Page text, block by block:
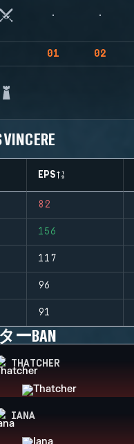
01 02
VINCERE
EPS
82
156
117
96
91
ーBAN
THATCHER
IANA